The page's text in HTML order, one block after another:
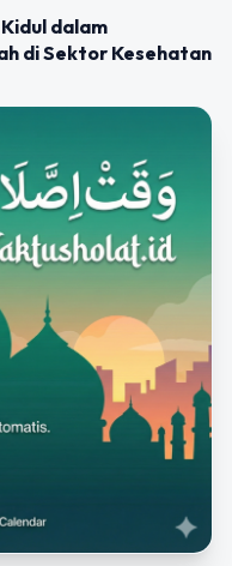
dalam
di Sektor Kesehatan